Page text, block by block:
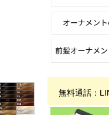
無料通話：